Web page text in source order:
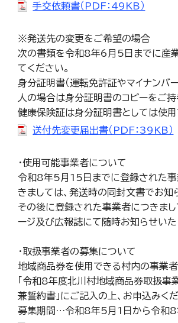
手交依頼書（PDF：49KB）
※発送先の変更をご希望の場合
次の書類を令和8年6月5日までに産
てください。
身分証明書（運転免許証やマイナンバー
人の場合は身分証明書のコピーをご
健康保険証は身分証明書としては使用
送付先変更届出書（PDF：39KB）
・使用可能事業者について
令和8年5月15日までに登録された事
きましては、発送時の同封文書でお知
その後に登録された事業者につきまし
ージ及び広報誌にて随時お知らせいた
・取扱事業者の募集について
地域商品券を使用できる村内の事業者
「令和8年度北川村地域商品券取扱事
兼誓約書」にご記入の上、お申込みくだ
募集期間…令和8年5月1日から令和